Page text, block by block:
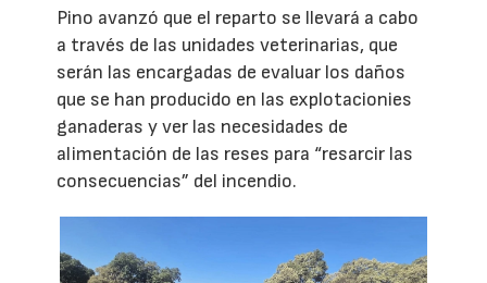
Pino avanzó que el reparto se llevará a cabo
a través de las unidades veterinarias, que
serán las encargadas de evaluar los daños
que se han producido en las explotacionies
ganaderas y ver las necesidades de
alimentación de las reses para “resarcir las
consecuencias” del incendio.